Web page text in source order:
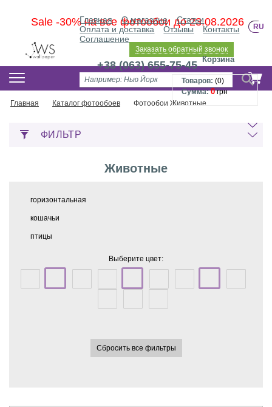
Sale -30% на все фотообои до 23.08.2026
Главная О магазине
Статьи
Оплата и доставка
Отзывы
Контакты
Соглашение
RU
Заказать обратный звонок
+38 (063) 655-75-45 Корзина
Товаров: (0)
Сумма: 0грн
Главная
Каталог фотообоев Фотообои Животные
ФИЛЬТР
Животные
горизонтальная
кошачьи
птицы
Выберите цвет:
Сбросить все фильтры